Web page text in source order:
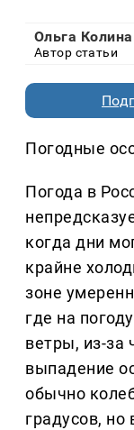
Ольга Колина
Автор статьи
Погодные
Погода в
когда дни
крайне
зоне
где на
ветры, из-за
выпадение
обычно
градусов,